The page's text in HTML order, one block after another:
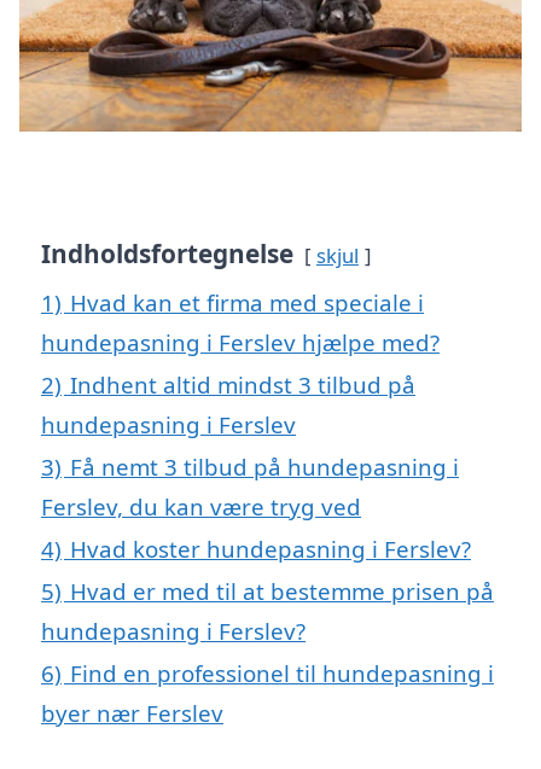
Indholdsfortegnelse skjul
1) Hvad kan et firma med speciale i
hundepasning i Ferslev hjælpe med?
2) Indhent altid mindst 3 tilbud på
hundepasning i Ferslev
3) Få nemt 3 tilbud på hundepasning i
Ferslev, du kan være tryg ved
4) Hvad koster hundepasning i Ferslev?
5) Hvad er med til at bestemme prisen på
hundepasning i Ferslev?
6) Find en professionel til hundepasning i
byer nær Ferslev